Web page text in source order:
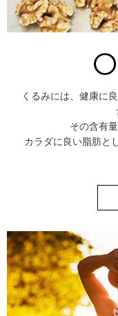
くるみには、健康に
その含有
カラダに良い脂肪と